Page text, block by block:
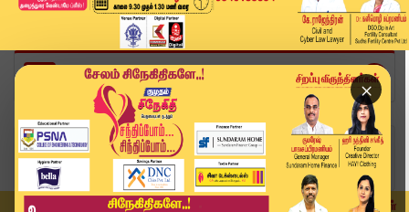
×
Home
வீடியோ ஸ்டோரி
+2 பொதுத்தேர்வு நெருங்குவதையொட்டி முன்னேற்பாடுக...